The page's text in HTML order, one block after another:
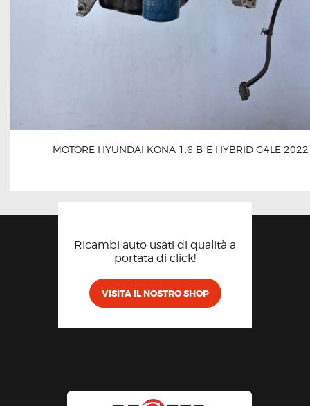
MOTORE HYUNDAI KONA 1.6 B-E HYBRID G4LE
Ricambi auto usati di qualità a
portata di click!
VISITA IL NOSTRO SHOP